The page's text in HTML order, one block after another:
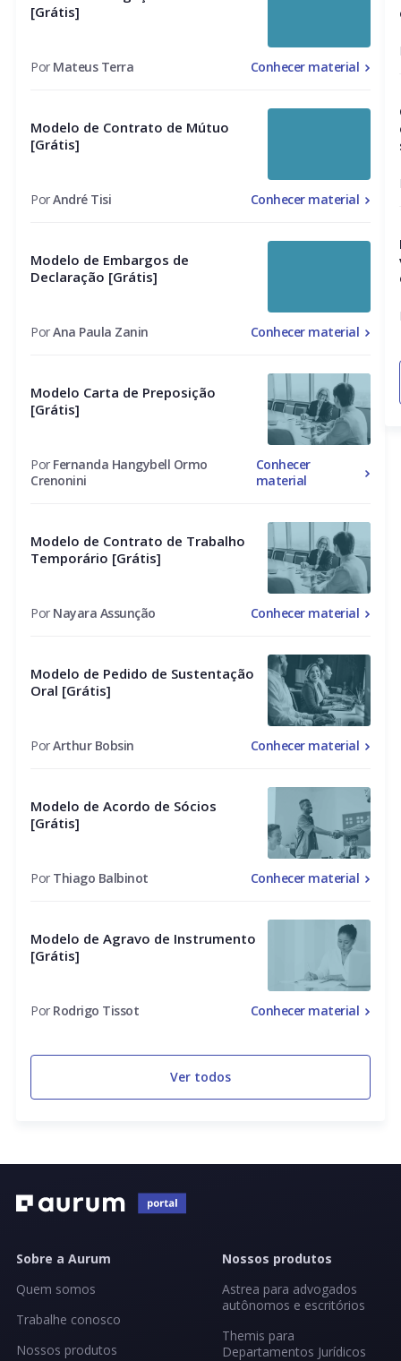
[Grátis]
Por Mateus Terra Conhecer material
Modelo de Contrato de Mútuo
[Grátis]
PorAndré Tisi Conhecer material
Modelo de Embargos de
Declaração [Grátis]
PorAna Paula Zanin Conhecer material
Modelo Carta de Preposição
[Grátis]
Por Fernanda Hangybell Ormo
Crenonini
Conhecer
material
Modelo de Contrato de Trabalho
Temporário [Grátis]
Por Nayara Assunção Conhecer material
Modelo de Pedido de Sustentação
Oral [Grátis]
PorArthur Bobsin Conhecer material
Modelo de Acordo de Sócios
[Grátis]
Por Thiago Balbinot Conhecer material
Modelo de Agravo de Instrumento
[Grátis]
Por Rodrigo Tissot Conhecer material
Ver todos
Sobre a Aurum
Quem somos
Trabalhe conosco
Nossos produtos
Nossos produtos
Astrea para advogados
autônomos e escritórios
Themis para
Departamentos Jurídicos